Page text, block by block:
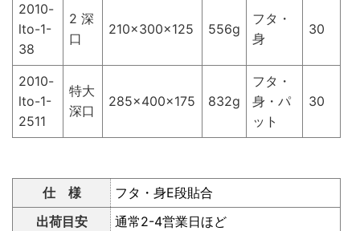
2010-
lto-1-
38
2 深
口
210×300×125 556g
フタ・
身
30
2010-
lto-1-
2511
特大
深口
285×400×175 832g
フタ・
身・パ
ット
30
仕 様
フタ・身E段貼合
出荷目安
通常2-4営業日ほど